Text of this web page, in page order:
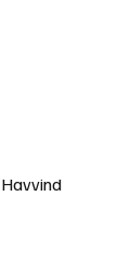
Havvind